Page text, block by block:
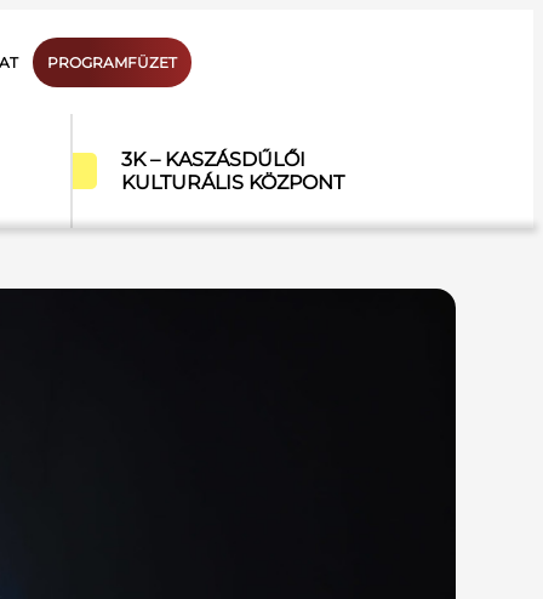
PROGRAMFÜZET
3K – KASZÁSDŰLŐI
KULTURÁLIS KÖZPONT